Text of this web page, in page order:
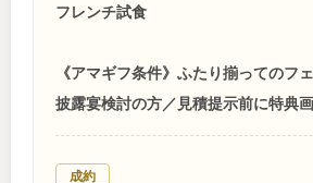
フレンチ試食
《アマギフ条件》ふたり揃ってのフ
披露宴検討の方／見積提示前に特典
成約